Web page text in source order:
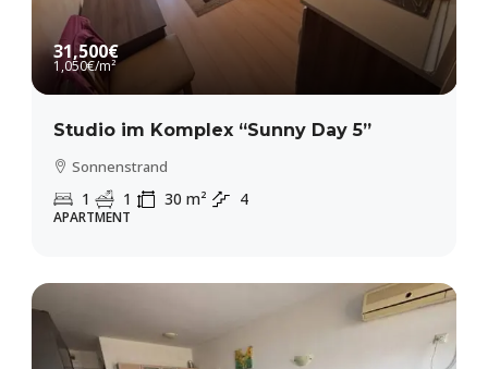
31,500€
1,050€/m²
Studio im Komplex “Sunny Day 5”
Sonnenstrand
1 1 30 m² 4
APARTMENT